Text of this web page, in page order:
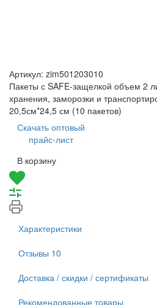
Артикул: zim501203010
Пакеты с SAFE-защелкой объем 2
хранения, заморозки и
20,5см*24,5 см (10 пакетов)
Скачать оптовый
прайс-лист
В корзину
Характеристики
Отзывы 10
Доставка / скидки / сертификаты
Рекомендованные товары